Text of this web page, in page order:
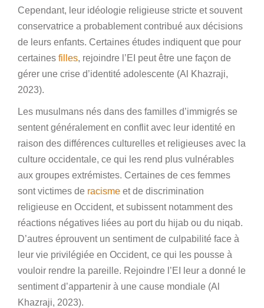
Cependant, leur idéologie religieuse stricte et souvent
conservatrice a probablement contribué aux décisions
de leurs enfants. Certaines études indiquent que pour
certaines filles, rejoindre l’EI peut être une façon de
gérer une crise d’identité adolescente (Al Khazraji,
2023).
Les musulmans nés dans des familles d’immigrés se
sentent généralement en conflit avec leur identité en
raison des différences culturelles et religieuses avec la
culture occidentale, ce qui les rend plus vulnérables
aux groupes extrémistes. Certaines de ces femmes
sont victimes de racisme et de discrimination
religieuse en Occident, et subissent notamment des
réactions négatives liées au port du hijab ou du niqab.
D’autres éprouvent un sentiment de culpabilité face à
leur vie privilégiée en Occident, ce qui les pousse à
vouloir rendre la pareille. Rejoindre l’EI leur a donné le
sentiment d’appartenir à une cause mondiale (Al
Khazraji, 2023).